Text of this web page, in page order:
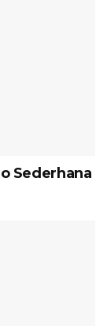
Sederhana